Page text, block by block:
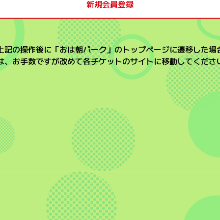
新規会員登録
の操作後に「おは朝パーク」のトップページに遷移した場
、お手数ですが改めて各チケットのサイトに移動してくださ